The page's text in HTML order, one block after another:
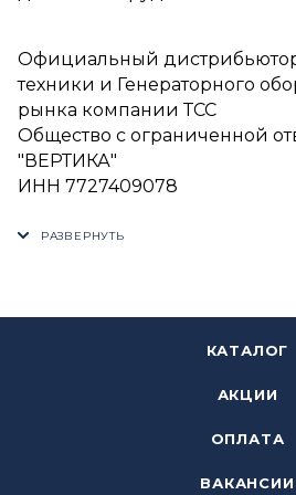
Официальный
техники и Генераторного
рынка компании ТСС
Общество с ограниченной
"ВЕРТИКА"
ИНН 7727409078
КАТАЛОГ
АКЦИИ
ОПЛАТА
ВАКАНСИИ